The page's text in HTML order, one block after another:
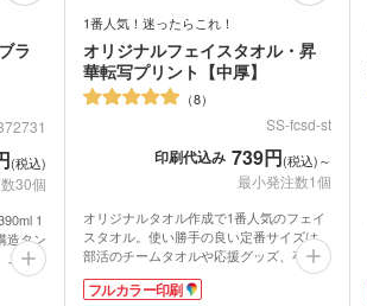
ラ
(税込)
30個
1
造タン
ご成約
す。手
ル
1番人気！迷ったらこれ！
オリジナルフェイスタオル・昇
華転写プリント【中厚】
8
SS-fcsd-st
印刷代込み 739円(税込)～
最小発注数1個
オリジナルタオル作成で1番人気のフェイ
スタオル。使い勝手の良い定番サイズは、
部活のチームタオルや応援グッズ、卒業記
念品、アーティストグッズ製作におすすめ
です。
フルカラー印刷
記念品 ボールペン・筆記
具
記念品 モバイルバッテリ
ー
記念品 キーホルダー
オリジナルマフラータオル
名入れタオル・粗品タオル
電波時計
電
イヤホン・スピーカー
スマホリング
ライト・LEDライト・懐中
電灯